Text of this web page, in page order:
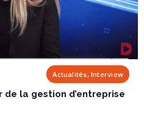
Actualités, Interview
de la gestion d’entreprise